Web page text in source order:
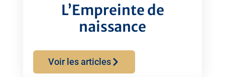
L’Empreinte de
naissance
Voir les articles